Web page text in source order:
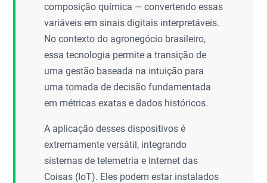
composição química — convertendo essas
variáveis em sinais digitais interpretáveis.
No contexto do agronegócio brasileiro,
essa tecnologia permite a transição de
uma gestão baseada na intuição para
uma tomada de decisão fundamentada
em métricas exatas e dados históricos.
A aplicação desses dispositivos é
extremamente versátil, integrando
sistemas de telemetria e Internet das
Coisas (IoT). Eles podem estar instalados